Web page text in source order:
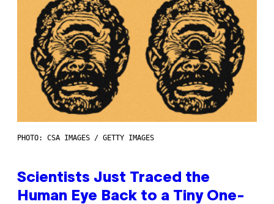
PHOTO: CSA IMAGES / GETTY IMAGES
Scientists Just Traced the
Human Eye Back to a Tiny One-